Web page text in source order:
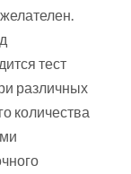
тест
различных
количества